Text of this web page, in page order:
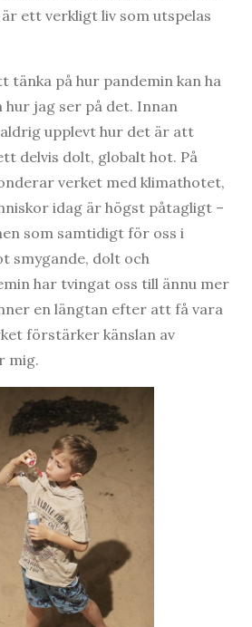
ett verkligt liv som utspelas
tänka på hur pandemin kan ha
hur jag ser på det. Innan
upplevt hur det är att
delvis dolt, globalt hot. På
verket med klimathotet,
idag är högst påtagligt –
som samtidigt för oss i
smygande, dolt och
har tvingat oss till ännu mer
en längtan efter att få vara
förstärker känslan av
mig.